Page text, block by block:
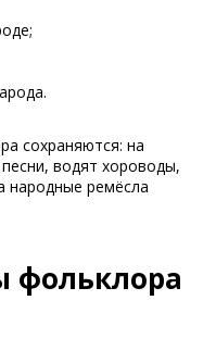
сохраняются: на
водят хороводы,
народные ремёсла
фольклора